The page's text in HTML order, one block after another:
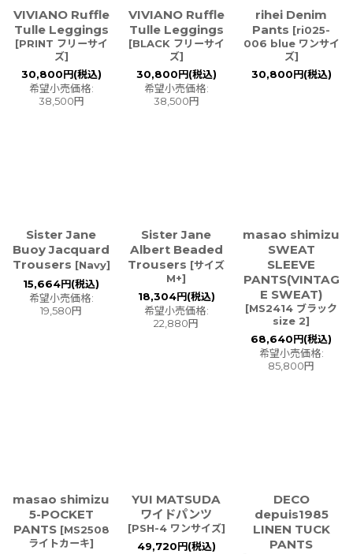
VIVIANO Ruffle
Tulle Leggings
[PRINT フリーサイ
ズ]
30,800円(税込)
希望小売価格:
38,500円
VIVIANO Ruffle
Tulle Leggings
[BLACK フリーサイ
ズ]
30,800円(税込)
希望小売価格:
38,500円
rihei Denim
Pants [ri025-
006 blue ワンサイ
ズ]
30,800円(税込)
Sister Jane
Buoy Jacquard
Trousers [Navy]
15,664円(税込)
希望小売価格:
19,580円
Sister Jane
Albert Beaded
Trousers [サイズ
M+]
18,304円(税込)
希望小売価格:
22,880円
masao shimizu
SWEAT
SLEEVE
PANTS(VINTAG
E SWEAT)
[MS2414 ブラック
size 2]
68,640円(税込)
希望小売価格:
85,800円
masao shimizu
5-POCKET
PANTS [MS2508
ライトカーキ]
YUI MATSUDA
ワイドパンツ
[PSH-4 ワンサイズ]
49,720円(税込)
DECO
depuis1985
LINEN TUCK
PANTS